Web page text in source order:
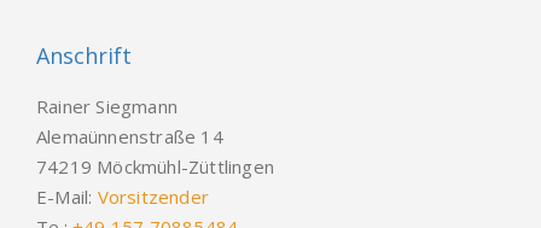
Anschrift
Rainer Siegmann
Alemaünnenstraße 14
74219 Möckmühl-Züttlingen
E-Mail: Vorsitzender